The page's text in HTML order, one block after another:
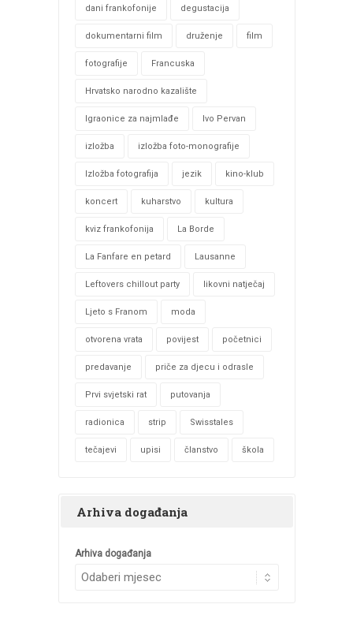
dani frankofonije degustacija
dokumentarni film druženje film
fotografije Francuska
Hrvatsko narodno kazalište
Igraonice za najmlađe Ivo Pervan
izložba izložba foto-monografije
Izložba fotografija jezik kino-klub
koncert kuharstvo kultura
kviz frankofonija La Borde
La Fanfare en petard Lausanne
Leftovers chillout party likovni natječaj
Ljeto s Franom moda
otvorena vrata povijest početnici
predavanje priče za djecu i odrasle
Prvi svjetski rat putovanja
radionica strip Swisstales
tečajevi upisi članstvo škola
Arhiva događanja
Arhiva događanja